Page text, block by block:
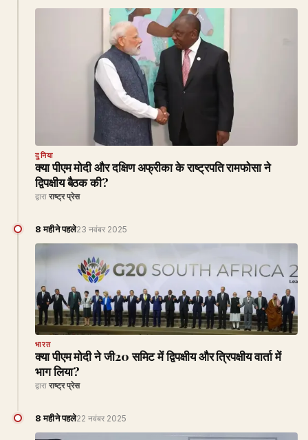
दुनिया
क्या पीएम मोदी और दक्षिण अफ्रीका के राष्ट्रपति रामफोसा ने
द्विपक्षीय बैठक की?
द्वारा राष्ट्र प्रेस
8 महीने पहले23 नवंबर 2025
भारत
क्या पीएम मोदी ने जी20 समिट में द्विपक्षीय और त्रिपक्षीय वार्ता में
भाग लिया?
द्वारा राष्ट्र प्रेस
8 महीने पहले22 नवंबर 2025